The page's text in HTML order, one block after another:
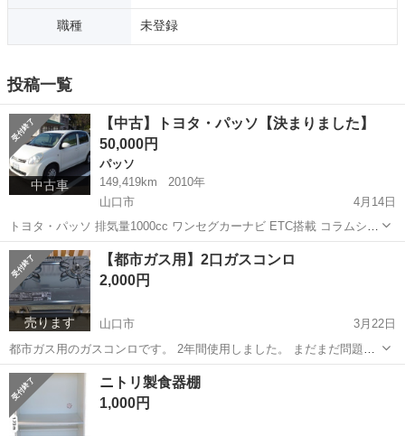
職種 未登録
投稿一覧
中古車
【中古】トヨタ・パッソ【決まりました】
50,000円
パッソ
149,419km
2010年
山口市
4月14日
トヨタ・パッソ 排気量1000cc ワンセグカーナビ ETC搭載 コラムシフ
ト 禁煙 お年寄りや女子が大半乗っていたので、内装は小綺麗ですが、
ちょこちょこスリ傷があります。 バッテリーは半年前に交換済。 タイ
ヤは5分山程度で...
山口 山口市 パッソ コラムシフト
売ります
【都市ガス用】2口ガスコンロ
2,000円
山口市
3月22日
都市ガス用のガスコンロです。 2年間使用しました。 まだまだ問題な
く使用できますが、引越しの為出品します。
山口 山口市 キッチン家電
ニトリ製食器棚
1,000円